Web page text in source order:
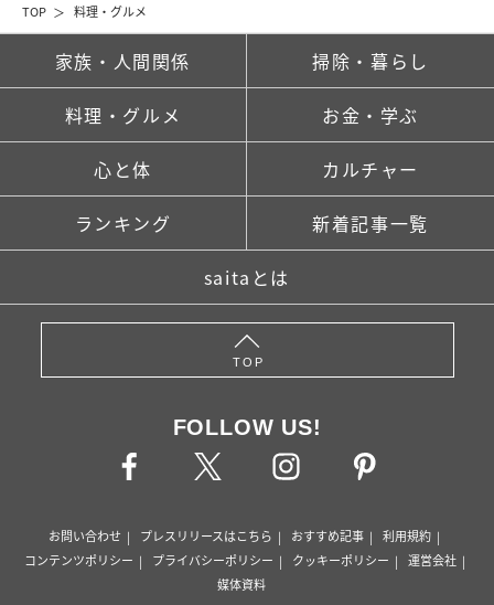
TOP 料理・グルメ
家族・人間関係 掃除・暮らし
料理・グルメ お金・学ぶ
心と体 カルチャー
ランキング 新着記事一覧
saitaとは
TOP
FOLLOW US!
お問い合わせ プレスリリースはこちら おすすめ記事
利用規約
コンテンツポリシー
プライバシーポリシー クッキーポリシー
運営会社
媒体資料